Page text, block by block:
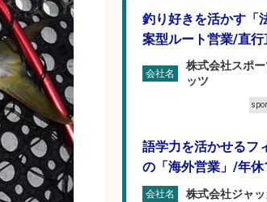
釣り好きを活かす「
案型ルート営業/直行
会社名
株式会社スポ
ッツ
語学力を活かせるフ
の「海外営業」/年休
会社名 株式会社ジャ